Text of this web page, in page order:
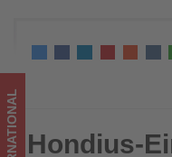
im
Tourismus
-
Hondius-Einsatz führt auf
Hondius-